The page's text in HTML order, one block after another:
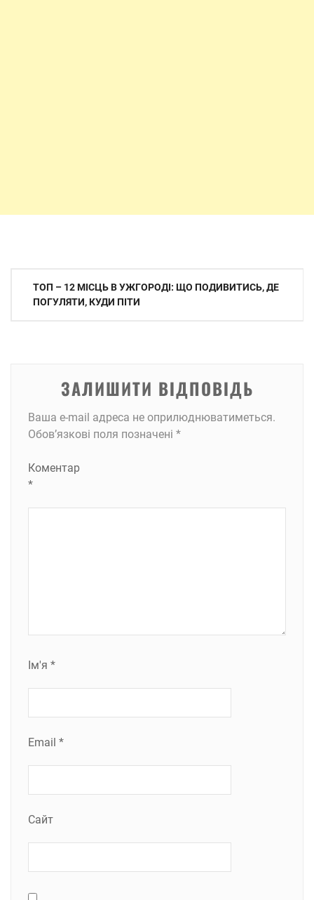
Навігація
записів
ТОП – 12 МІСЦЬ В УЖГОРОДІ: ЩО ПОДИВИТИСЬ, ДЕ
ПОГУЛЯТИ, КУДИ ПІТИ
ЗАЛИШИТИ ВІДПОВІДЬ
Ваша e-mail адреса не оприлюднюватиметься.
Обов’язкові поля позначені *
Коментар
*
Ім'я *
Email *
Сайт